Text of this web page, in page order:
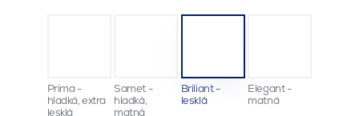
Prima -
hladká, extra
lesklá
Samet -
hladká,
matná
Briliant -
lesklá
Elegant -
matná